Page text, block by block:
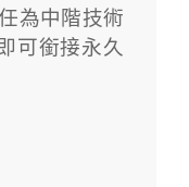
為中階技術
可銜接永久